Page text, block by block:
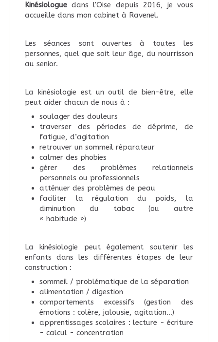
Kinésiologuedans l'Oise depuis 2016, je vous
accueille dans mon cabinet à Ravenel.
Les séances sont ouvertes à toutes les
personnes, quel que soit leur âge, du nourrisson
au senior.
La kinésiologie est un outil de bien-être, elle
peut aider chacun de nous à :
soulager des douleurs
traverser des périodes de déprime, de
fatigue, d’agitation
retrouver un sommeil réparateur
calmer des phobies
gérer des problèmes relationnels
personnels ou professionnels
atténuer des problèmes de peau
faciliter la régulation du poids, la
diminution du tabac (ou autre
« habitude »)
La kinésiologie peut également soutenir les
enfants dans les différentes étapes de leur
construction :
sommeil / problématique de la séparation
alimentation / digestion
comportements excessifs (gestion des
émotions : colère, jalousie, agitation...)
apprentissages scolaires : lecture - écriture
- calcul - concentration